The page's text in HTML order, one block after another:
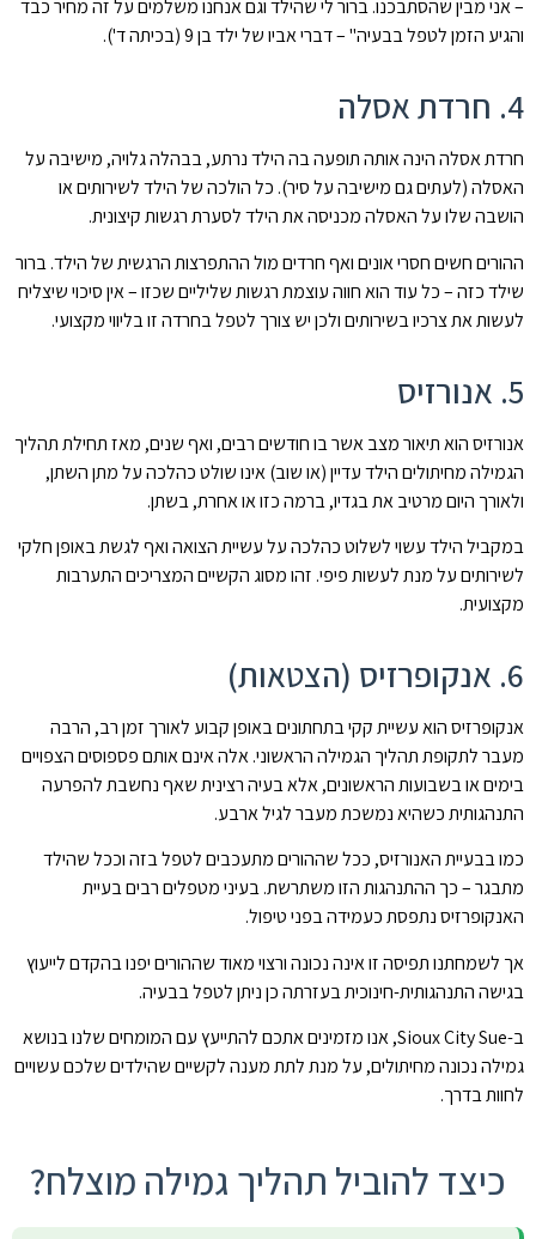
– אני מבין שהסתבכנו. ברור לי שהילד וגם אנחנו משלמים על זה מחיר כבד
והגיע הזמן לטפל בבעיה" – דברי אביו של ילד בן 9 (בכיתה ד').
4. חרדת אסלה
חרדת אסלה הינה אותה תופעה בה הילד נרתע, בבהלה גלויה, מישיבה על
האסלה (לעתים גם מישיבה על סיר). כל הולכה של הילד לשירותים או
הושבה שלו על האסלה מכניסה את הילד לסערת רגשות קיצונית.
ההורים חשים חסרי אונים ואף חרדים מול ההתפרצות הרגשית של הילד. ברור
שילד כזה – כל עוד הוא חווה עוצמת רגשות שליליים שכזו – אין סיכוי שיצליח
לעשות את צרכיו בשירותים ולכן יש צורך לטפל בחרדה זו בליווי מקצועי.
5. אנורזיס
אנורזיס הוא תיאור מצב אשר בו חודשים רבים, ואף שנים, מאז תחילת תהליך
הגמילה מחיתולים הילד עדיין (או שוב) אינו שולט כהלכה על מתן השתן,
ולאורך היום מרטיב את בגדיו, ברמה כזו או אחרת, בשתן.
במקביל הילד עשוי לשלוט כהלכה על עשיית הצואה ואף לגשת באופן חלקי
לשירותים על מנת לעשות פיפי. זהו מסוג הקשיים המצריכים התערבות
מקצועית.
6. אנקופרזיס (הצטאות)
אנקופרזיס הוא עשיית קקי בתחתונים באופן קבוע לאורך זמן רב, הרבה
מעבר לתקופת תהליך הגמילה הראשוני. אלה אינם אותם פספוסים הצפויים
בימים או בשבועות הראשונים, אלא בעיה רצינית שאף נחשבת להפרעה
התנהגותית כשהיא נמשכת מעבר לגיל ארבע.
כמו בבעיית האנורזיס, ככל שההורים מתעכבים לטפל בזה וככל שהילד
מתבגר – כך ההתנהגות הזו משתרשת. בעיני מטפלים רבים בעיית
האנקופרזיס נתפסת כעמידה בפני טיפול.
אך לשמחתנו תפיסה זו אינה נכונה ורצוי מאוד שההורים יפנו בהקדם לייעוץ
בגישה התנהגותית-חינוכית בעזרתה כן ניתן לטפל בבעיה.
ב-Sioux City Sue, אנו מזמינים אתכם להתייעץ עם המומחים שלנו בנושא
גמילה נכונה מחיתולים, על מנת לתת מענה לקשיים שהילדים שלכם עשויים
לחוות בדרך.
כיצד להוביל תהליך גמילה מוצלח?